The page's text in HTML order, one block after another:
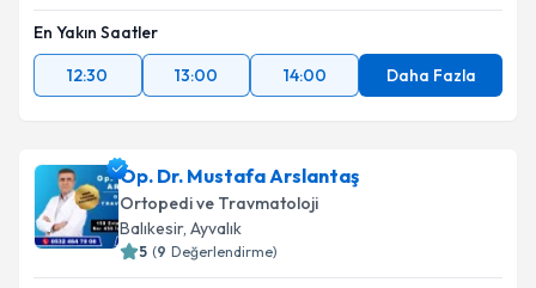
En Yakın Saatler
12:30
13:00 14:00 Daha Fazla
Op. Dr. Mustafa Arslantaş
Ortopedi ve Travmatoloji
Balıkesir, Ayvalık
5 (9 Değerlendirme)